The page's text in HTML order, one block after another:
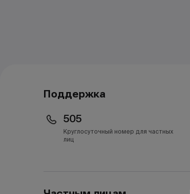
Поддержка
505
Круглосуточный номер для частных
лиц